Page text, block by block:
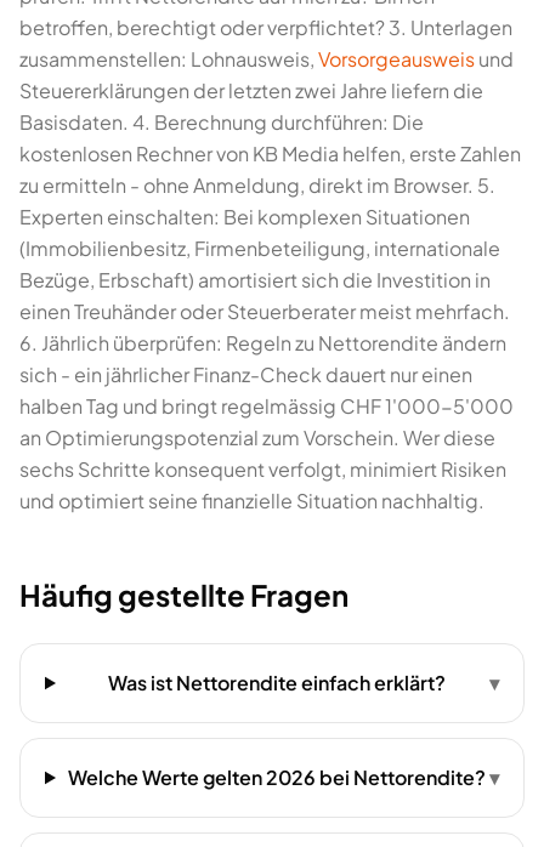
betroffen, berechtigt oder verpflichtet? 3. Unterlagen
zusammenstellen: Lohnausweis,Vorsorgeausweisund
Steuererklärungen der letzten zwei Jahre liefern die
Basisdaten. 4. Berechnung durchführen: Die
kostenlosen Rechner von KB Media helfen, erste Zahlen
zu ermitteln - ohne Anmeldung, direkt im Browser. 5.
Experten einschalten: Bei komplexen Situationen
(Immobilienbesitz, Firmenbeteiligung, internationale
Bezüge, Erbschaft) amortisiert sich die Investition in
einen Treuhänder oder Steuerberater meist mehrfach.
6. Jährlich überprüfen: Regeln zu Nettorendite ändern
sich - ein jährlicher Finanz-Check dauert nur einen
halben Tag und bringt regelmässig CHF 1'000-5'000
an Optimierungspotenzial zum Vorschein. Wer diese
sechs Schritte konsequent verfolgt, minimiert Risiken
und optimiert seine finanzielle Situation nachhaltig.
Häufig gestellte Fragen
Was ist Nettorendite einfach erklärt? ▾
Welche Werte gelten 2026 bei Nettorendite?▾